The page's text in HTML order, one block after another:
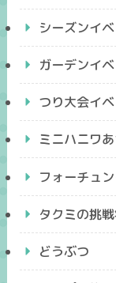
シーズンイ
ガーデンイ
つり大会イ
ミニハニワ
フォーチュ
タクミの挑
どうぶつ